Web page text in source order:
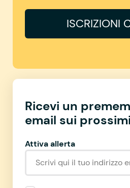
ISCRIZIONI
Ricevi un
email sui
Attiva allerta